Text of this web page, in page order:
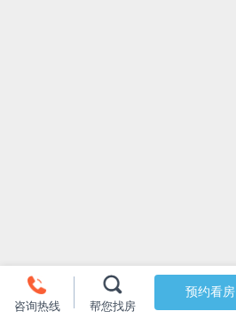
咨询热线 帮您找房
预约看房